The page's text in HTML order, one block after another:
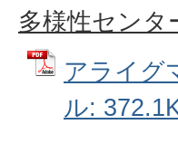
多様性センタ
アライグ
ル: